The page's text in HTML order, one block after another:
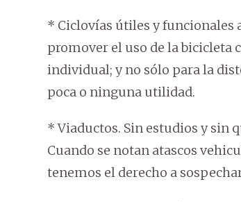
* Ciclovías útiles y funcionales
promover el uso de la bicicleta
individual; y no sólo para la
poca o ninguna utilidad.
* Viaductos. Sin estudios y sin
Cuando se notan atascos
tenemos el derecho a